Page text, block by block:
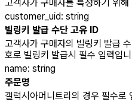
고객사가 구매자를 특정하기 위
customer_uid: string
빌링키 발급 수단 고유 ID
고객사가 구매자의 빌링키 발급
호로 빌링키 발급시 필수 입력입
name: string
주문명
갤럭시아머니트리의 경우 필수로